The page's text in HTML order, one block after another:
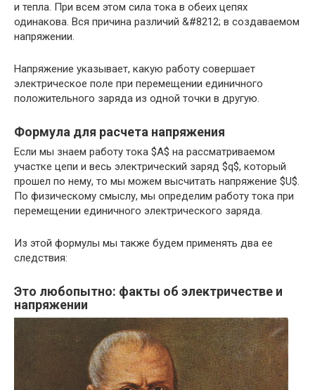
и тепла. При всем этом сила тока в обеих цепях
одинакова. Вся причина различий &#8212; в создаваемом
напряжении.
Напряжение указывает, какую работу совершает
электрическое поле при перемещении единичного
положительного заряда из одной точки в другую.
Формула для расчета напряжения
Если мы знаем работу тока $A$ на рассматриваемом
участке цепи и весь электрический заряд $q$, который
прошел по нему, то мы можем высчитать напряжение $U$.
По физическому смыслу, мы определим работу тока при
перемещении единичного электрического заряда.
Из этой формулы мы также будем применять два ее
следствия:
Это любопытно: факты об электричестве и
напряжении